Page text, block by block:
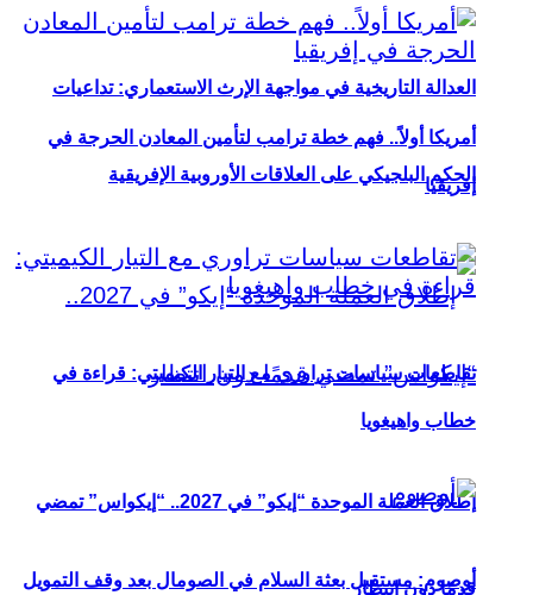
العدالة التاريخية في مواجهة الإرث الاستعماري: تداعيات
الحكم البلجيكي على العلاقات الأوروبية الإفريقية
إطلاق العملة الموحدة “إيكو” في 2027.. “إيكواس” تمضي
قدمًا دون انتظار
أمريكا أولاً.. فهم خطة ترامب لتأمين المعادن الحرجة في
إفريقيا
تقاطعات سياسات تراوري مع التيار الكيميتي: قراءة في
خطاب واهيغويا
أوصوم: مستقبل بعثة السلام في الصومال بعد وقف التمويل